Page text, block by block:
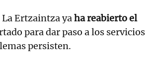
Ertzaintza yaha reabierto el
para dar paso a los servicios
persisten.